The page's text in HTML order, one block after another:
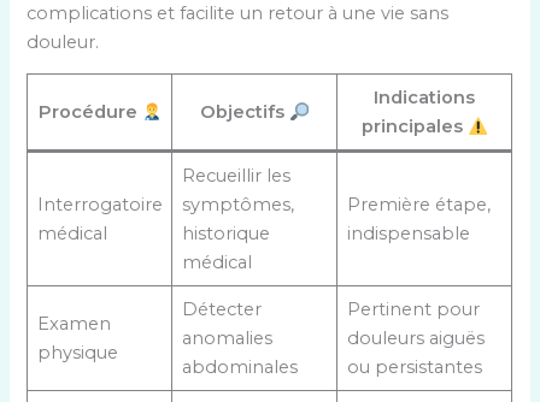
complications et facilite un retour à une vie sans
douleur.
Procédure Objectifs
Indications
principales
Interrogatoire
médical
Recueillir les
symptômes,
historique
médical
Première étape,
indispensable
Examen
physique
Détecter
anomalies
abdominales
Pertinent pour
douleurs aiguës
ou persistantes